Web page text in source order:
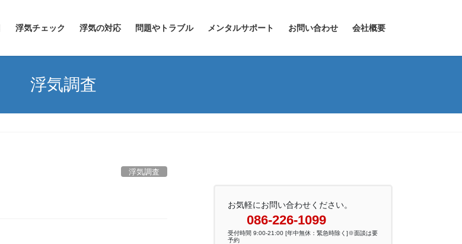
浮気チェック 浮気の対応 問題やトラブル メンタルサポート お問い合わせ 会社概要
浮気調査
浮気調査
お気軽にお問い合わせください。
086-226-1099
受付時間 9:00-21:00 [年中無休：緊急時除く]※面談は要
予約